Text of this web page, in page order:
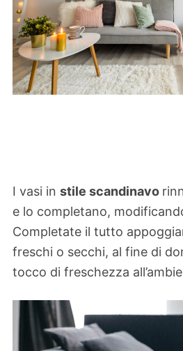
I vasi in stile scandinavo
e lo completano,
Completate il tutto
freschi o secchi, al fine di
tocco di freschezza